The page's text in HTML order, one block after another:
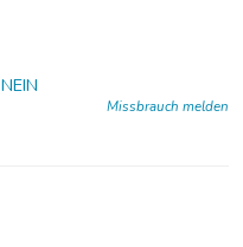
NEIN
Missbrauch melden